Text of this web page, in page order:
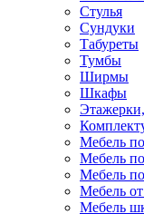
Стулья
Сундуки
Табуреты
Тумбы
Ширмы
Шкафы
Мебель
Мебель
Мебель
Мебель
Мебель